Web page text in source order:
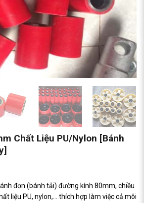
Chất Liệu PU/Nylon [Bánh
đơn (bánh tải) đường kính 80mm, chiều
liệu PU, nylon,… thích hợp làm việc cả môi